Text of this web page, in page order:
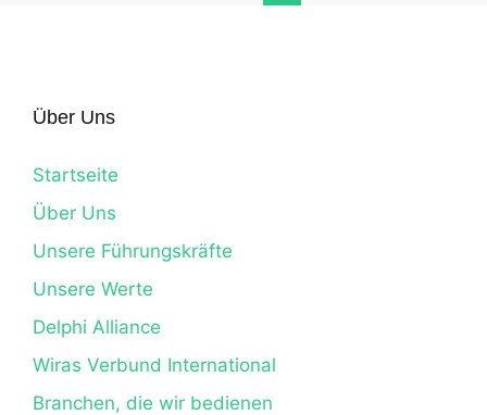
Über Uns
Startseite
Über Uns
Unsere Führungskräfte
Unsere Werte
Delphi Alliance
Wiras Verbund International
Branchen, die wir bedienen